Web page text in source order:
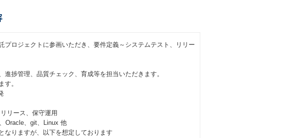
プロジェクトに参画いただき、要件定義～システムテスト、リリー
捗管理、品質チェック、育成等を担当いただきます。
す。
リース、保守運用
Oracle、git、Linux 他
なりますが、以下を想定しております